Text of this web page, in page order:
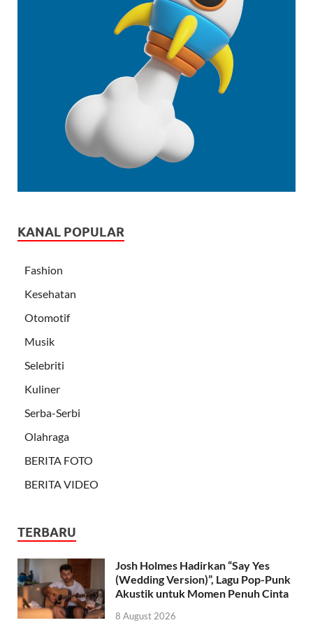
KANAL POPULAR
Fashion
Kesehatan
Otomotif
Musik
Selebriti
Kuliner
Serba-Serbi
Olahraga
BERITA FOTO
BERITA VIDEO
TERBARU
Josh Holmes Hadirkan “Say Yes
(Wedding Version)”, Lagu Pop-Punk
Akustik untuk Momen Penuh Cinta
8 August 2026